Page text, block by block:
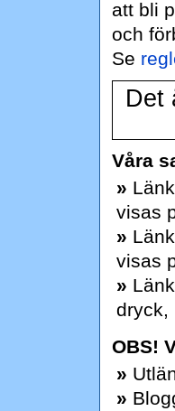
att bli
och
Se
Det
Våra
»
visas
»
visas
»
dryck,
OBS!
»
»